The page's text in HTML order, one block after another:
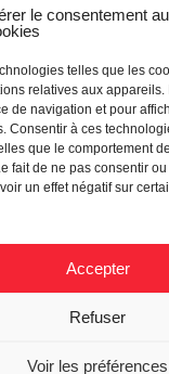
le consentement
telles que les
relatives aux
de navigation et pour
Consentir à ces
que le comportement
fait de ne pas consentir
un effet négatif sur
Accepter
Refuser
Voir les préférences
et demandes
et nouvelles
et comptabilité
Propulsé par Versom VR